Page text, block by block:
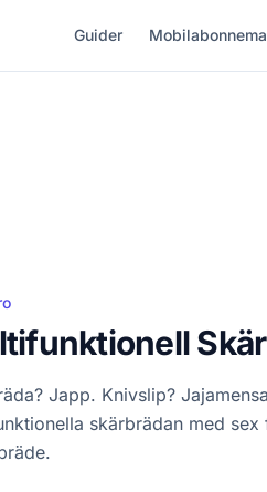
Guider
Japp. Knivslip?
skärbrädan med